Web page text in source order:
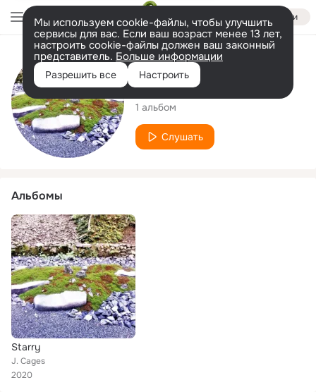
Войти
Мы используем cookie-файлы, чтобы улучшить
сервисы для вас. Если ваш возраст менее 13 лет,
настроить cookie-файлы должен ваш законный
представитель. Больше информации
Разрешить все Настроить
Исполнитель
J. Cages
1 альбом
Слушать
Альбомы
Starry
J. Cages
2020